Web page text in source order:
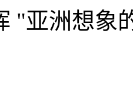
"亚洲想象